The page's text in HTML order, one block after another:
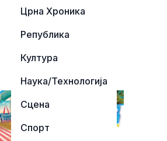
Црна Хроника
Република
Култура
Наука/Технологија
Сцена
Спорт